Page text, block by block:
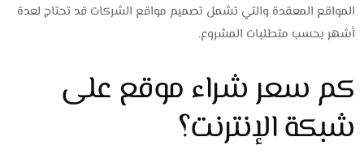
المواقع المعقدة والتي تشمل تصميم مواقع الشركات قد تحتاج لعدة
أشهر بحسب متطلبات المشروع.
كم سعر شراء موقع على
شبكة الإنترنت؟